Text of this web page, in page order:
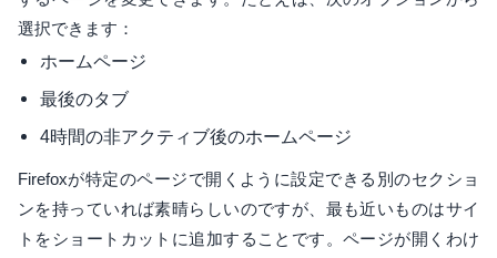
選択できます：
ホームページ
最後のタブ
4時間の非アクティブ後のホームページ
Firefoxが特定のページで開くように設定できる別のセクショ
ンを持っていれば素晴らしいのですが、最も近いものはサイ
トをショートカットに追加することです。ページが開くわけ